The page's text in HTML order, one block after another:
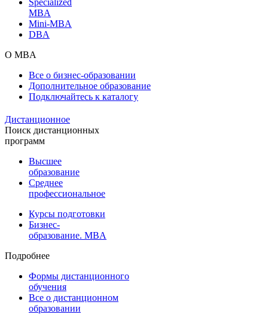
MBA
Mini-MBA
DBA
О MBA
Все о бизнес-образовании
Дополнительное образование
Подключайтесь к каталогу
Дистанционное
Поиск дистанционных
программ
Высшее
образование
Среднее
профессиональное
Курсы подготовки
Бизнес-
образование. MBA
Подробнее
Формы дистанционного
обучения
Все о дистанционном
образовании